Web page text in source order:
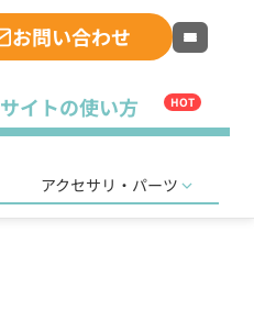
お問い合わせ
サイトの使い方 HOT
アクセサリ・パーツ